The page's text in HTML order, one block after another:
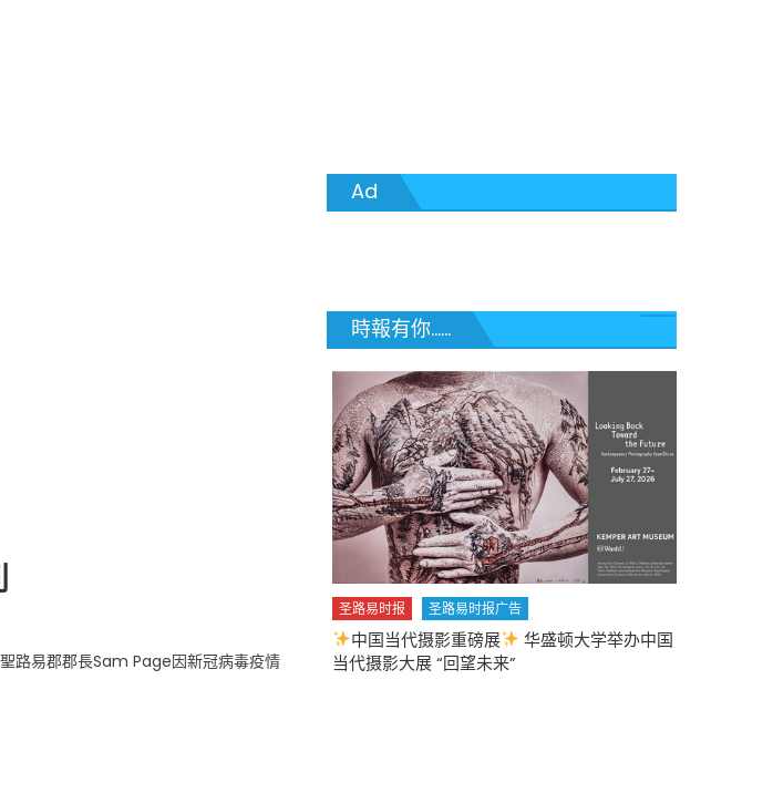
路易郡郡長Sam Page因新冠病毒疫情
Ad
時報有你......
的数字! 3月21日星期六 上午9点至中午
圣路易时报 圣路易时报广告
中国当代摄影重磅展
华盛顿大学举办中国
当代摄影大展 “回望未来”